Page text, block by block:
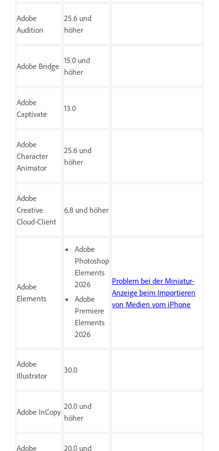
Adobe
Audition
25.6 und
höher
Adobe Bridge
15.0 und
höher
Adobe
Captivate
13.0
Adobe
Character
Animator
25.6 und
höher
Adobe
Creative
Cloud-Client
6.8 und höher
Adobe
Elements
Adobe
Photoshop
Elements
2026
Adobe
Premiere
Elements
2026
Problem bei der Miniatur-
Anzeige beim Importieren
von Medien vom iPhone
Adobe
Illustrator
30.0
Adobe InCopy
20.0 und
höher
Adobe 20.0 und